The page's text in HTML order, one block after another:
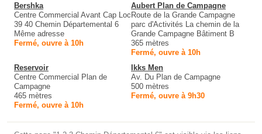
Bershka
Centre Commercial Avant Cap Loc
39 40 Chemin Départemental 6
Même adresse
Fermé, ouvre à 10h
Aubert Plan de Campagne
Route de la Grande Campagne
parc d'Activités La chemin de la
Grande Campagne Bâtiment B
365 mètres
Fermé, ouvre à 10h
Reservoir
Centre Commercial Plan de
Campagne
465 mètres
Fermé, ouvre à 10h
Ikks Men
Av. Du Plan de Campagne
500 mètres
Fermé, ouvre à 9h30